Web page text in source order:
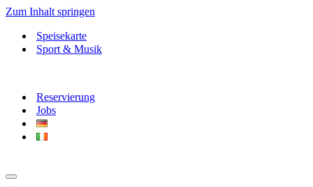
Zum Inhalt springen
Speisekarte
Sport & Musik
Reservierung
Jobs
Navigationsmenü